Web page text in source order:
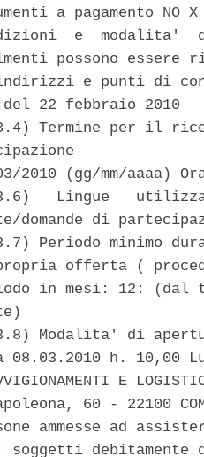
a pagamento NO X
e  modalita'
possono essere
e punti di
del 22 febbraio 2010
Termine per il
2010 (gg/mm/aaaa)
Lingue
domande di
Periodo minimo
offerta (
in mesi: 12: (dal
Modalita' di
08.03.2010 h. 10,00
E
60 - 22100
ammesse ad
soggetti